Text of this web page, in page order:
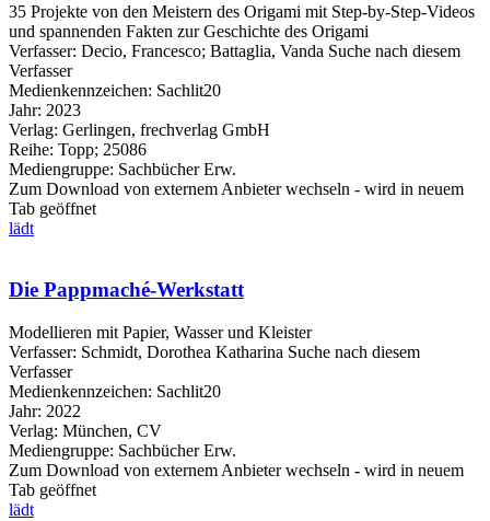
35 Projekte von den Meistern des Origami mit Step-by-Step-Videos
und spannenden Fakten zur Geschichte des Origami
Verfasser: Decio, Francesco; Battaglia, Vanda Suche nach diesem
Verfasser
Medienkennzeichen: Sachlit20
Jahr: 2023
Verlag: Gerlingen, frechverlag GmbH
Reihe: Topp; 25086
Mediengruppe: Sachbücher Erw.
Zum Download von externem Anbieter wechseln - wird in neuem
Tab geöffnet
lädt
Die Pappmaché-Werkstatt
Modellieren mit Papier, Wasser und Kleister
Verfasser: Schmidt, Dorothea Katharina Suche nach diesem
Verfasser
Medienkennzeichen: Sachlit20
Jahr: 2022
Verlag: München, CV
Mediengruppe: Sachbücher Erw.
Zum Download von externem Anbieter wechseln - wird in neuem
Tab geöffnet
lädt